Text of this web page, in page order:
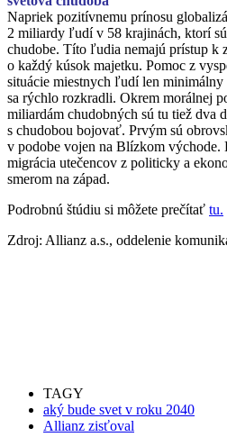
Napriek pozitívnemu prínosu
2 miliardy ľudí v 58 krajinách, ktorí
chudobe. Títo ľudia nemajú prístup k
o každý kúsok majetku. Pomoc z
situácie miestnych ľudí len
sa rýchlo rozkradli. Okrem morálnej
miliardám chudobných sú tu tiež dva
s chudobou bojovať. Prvým sú
v podobe vojen na Blízkom východe.
migrácia utečencov z politicky a
smerom na západ.
Podrobnú štúdiu si môžete prečítať tu.
Zdroj: Allianz a.s., oddelenie
TAGY
aký bude svet v roku 2040
Allianz zisťoval